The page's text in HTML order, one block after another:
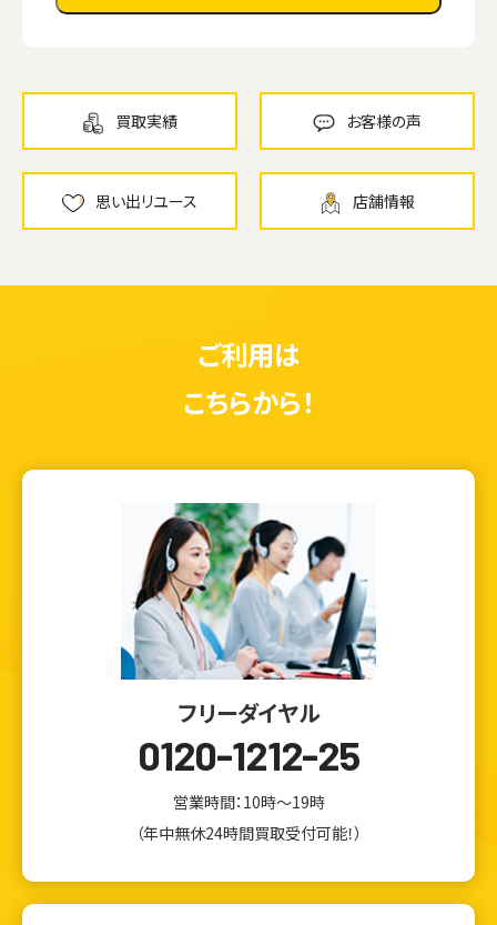
ウェブから1分 フリーダイヤル
買取実績 お客様の声
思い出リユース 店舗情報
ご利用は
こちらから！
フリーダイヤル
0120-1212-25
営業時間：10時～19時
（年中無休24時間買取受付可能！）